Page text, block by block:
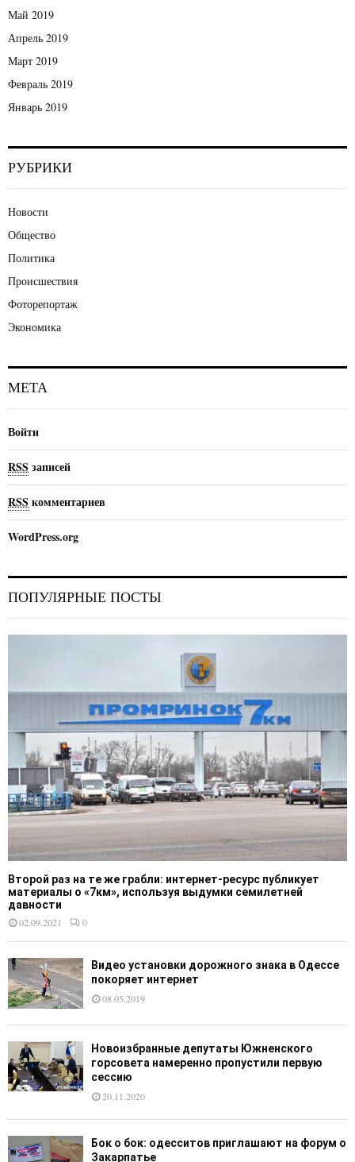
Май 2019
Апрель 2019
Март 2019
Февраль 2019
Январь 2019
РУБРИКИ
Новости
Общество
Политика
Происшествия
Фоторепортаж
Экономика
МЕТА
Войти
RSS записей
RSS комментариев
WordPress.org
ПОПУЛЯРНЫЕ ПОСТЫ
Второй раз на те же грабли: интернет-ресурс публикует
материалы о «7км», используя выдумки семилетней
давности
02.09.2021
0
Видео установки дорожного знака в Одессе
покоряет интернет
08.05.2019
Новоизбранные депутаты Южненского
горсовета намеренно пропустили первую
сессию
20.11.2020
Бок о бок: одесситов приглашают на форум о
Закарпатье